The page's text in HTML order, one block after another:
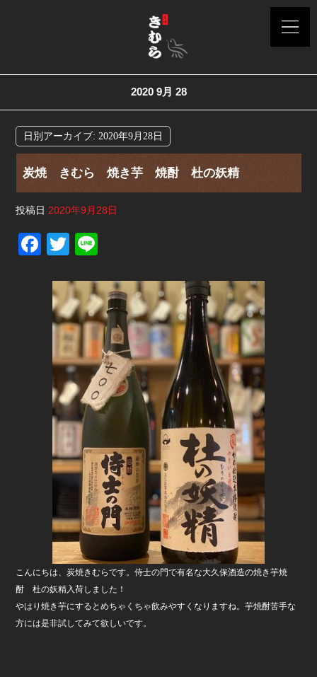
2020 9月 28
日別アーカイブ:2020年9月28日
炭焼 きむら 焼き芋 焼酎 杜の妖精
投稿日 2020年9月28日
F
c
e
b
o
o
k
T
tt
er
e
こんにちは、炭焼きむらです。侍士の門で有名な大久保酒造の焼き芋焼
酎 杜の妖精入荷しました！
やはり焼き芋にするとめちゃくちゃ飲みやすくなりますね。芋焼酎苦手な
方には是非試してみて欲しいです。